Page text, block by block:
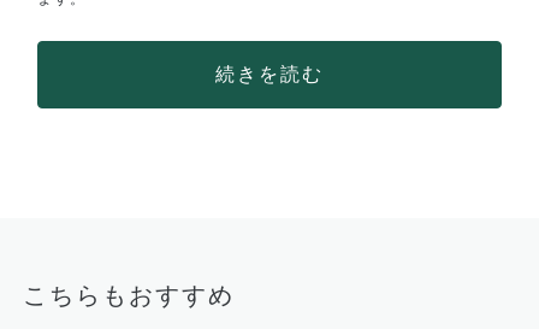
続きを読む
こちらもおすすめ